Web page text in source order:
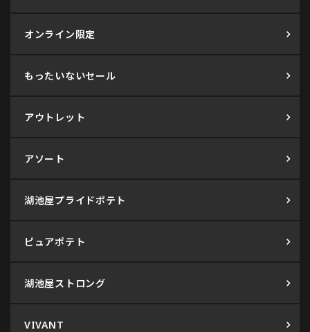
オンライン限定
もったいないセール
アウトレット
アソート
湖池屋プライドポテト
ピュアポテト
湖池屋ストロング
VIVANT